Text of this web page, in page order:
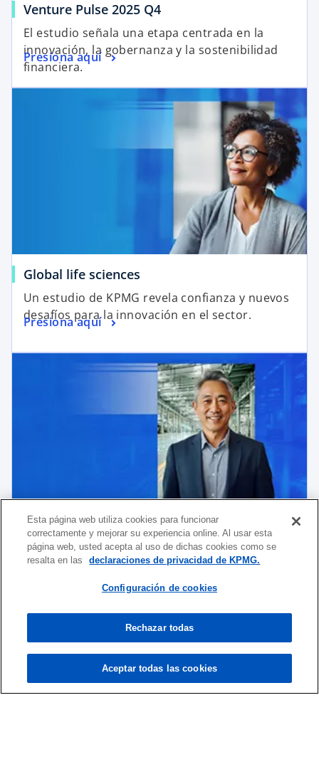
a
n
u
Venture Pulse 2025 Q4
El estudio señala una etapa centrada en la
innovación, la gobernanza y la sostenibilidad
financiera.
Presiona aquí
Global life sciences
Un estudio de KPMG revela confianza y nuevos
desafíos para la innovación en el sector.
Presiona aquí
Industrial, Manufacturing and Automotive
Estudio de KPMG subraya el optimismo de los
líderes, pero, también, los desafíos de
innovación y resiliencia.
Esta página web utiliza cookies para funcionar
correctamente y mejorar su experiencia online. Al usar esta
página web, usted acepta al uso de dichas cookies como se
resalta en las
declaraciones de privacidad de KPMG.
Configuración de cookies
Rechazar todas
Aceptar todas las cookies